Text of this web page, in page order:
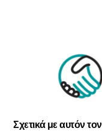
Σχετικά με αυτόν